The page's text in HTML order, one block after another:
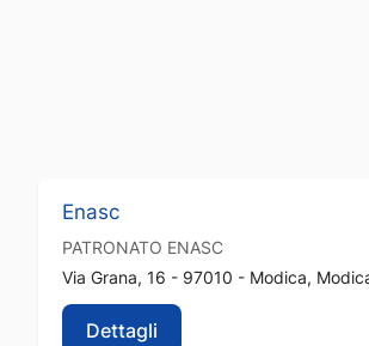
Enasc
PATRONATO ENASC
Via Grana, 16 - 97010 - Modica,
Dettagli